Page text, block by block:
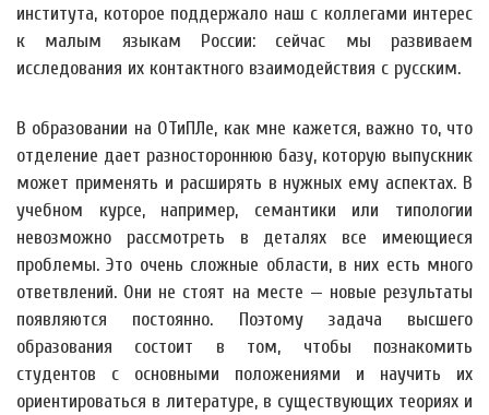
института, которое поддержало наш с коллегами интерес
к малым языкам России: сейчас мы развиваем
исследования их контактного взаимодействия с русским.
В образовании на ОТиПЛе, как мне кажется, важно то, что
отделение дает разностороннюю базу, которую выпускник
может применять и расширять в нужных ему аспектах. В
учебном курсе, например, семантики или типологии
невозможно рассмотреть в деталях все имеющиеся
проблемы. Это очень сложные области, в них есть много
ответвлений. Они не стоят на месте — новые результаты
появляются постоянно. Поэтому задача высшего
образования состоит в том, чтобы познакомить
студентов с основными положениями и научить их
ориентироваться в литературе, в существующих теориях и